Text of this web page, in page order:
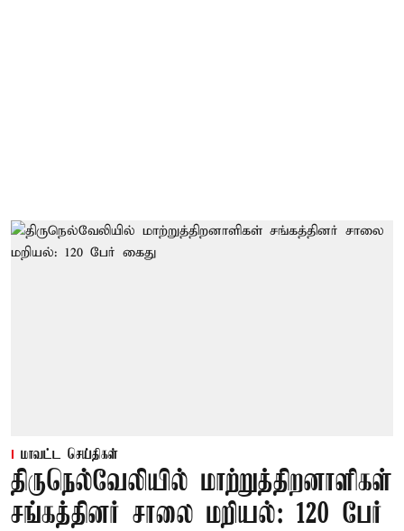
மாவட்ட செய்திகள்
திருநெல்வேலியில் மாற்றுத்திறனாளிகள்
சங்கத்தினர் சாலை மறியல்: 120 பேர்